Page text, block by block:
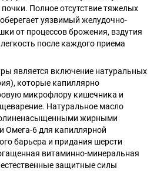
Полное отсутствие тяжелых
уязвимый желудочно-
от процессов брожения, вздутия
после каждого приема
является включение натуральных
которые капиллярно
микрофлору кишечника и
Натуральное масло
жирными
Омега-6 для капиллярной
барьера и придания шерсти
витаминно-минеральная
защитные силы